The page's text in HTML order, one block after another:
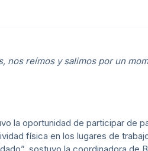
nos reímos y salimos por un
la oportunidad de participar de
física en los lugares de